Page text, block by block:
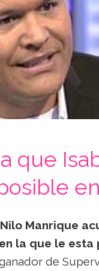
que
Nilo Manrique
la que le esta
de